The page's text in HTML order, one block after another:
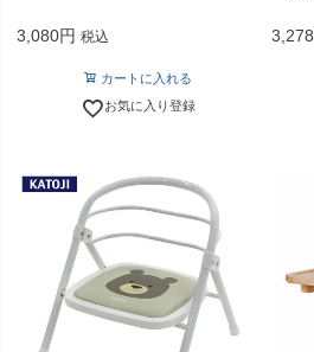
3,080 税込
カートに入れる
お気に入り登録
3,278